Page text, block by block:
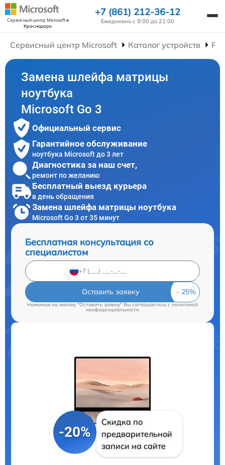
Сервисный центр Microsoftв
Краснодаре
+7 (861) 212-36-12
Ежедневно с 9:00 до 21:00
Сервисный центр Microsoft Каталог устройств
Замена шлейфа матрицы
ноутбука
Microsoft Go 3
Официальный сервис
Гарантийное обслуживание
ноутбука Microsoft до 3 лет
Диагностика за наш счет,
ремонт по желанию
Бесплатный выезд курьера
в день обращения
Замена шлейфа матрицы ноутбука
Microsoft Go 3 от 35 минут
Бесплатная консультация со
специалистом
Оставить заявку
Нажимая на кнопку "Оставить заявку" Вы соглашаетесь cполитикой
конфиденциальности
-20%
Скидка по
предварительной
записи на сайте